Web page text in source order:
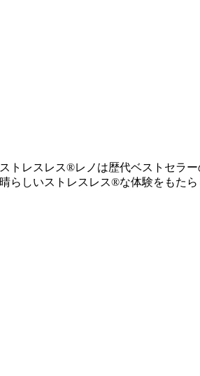
レスレス®レノは歴代ベストセラ
らしいストレスレス®な体験をもたら